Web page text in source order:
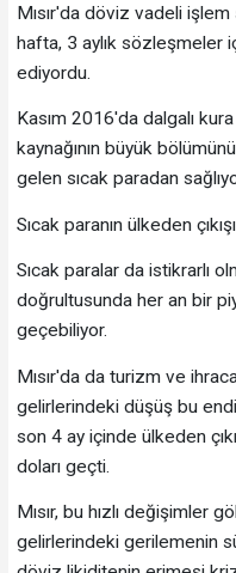
Mısır'da döviz vadeli
hafta, 3 aylık sözleşmeler
ediyordu.
Kasım 2016'da dalgalı
kaynağının büyük
gelen sıcak paradan
Sıcak paranın ülkeden çıkışı
Sıcak paralar da istikrarlı
doğrultusunda her an bir
geçebiliyor.
Mısır'da da turizm ve
gelirlerindeki düşüş bu
son 4 ay içinde ülkeden
doları geçti.
Mısır, bu hızlı değişimler
gelirlerindeki gerilemenin